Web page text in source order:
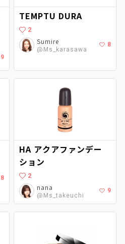
9
TEMPTU DURA
2
Sumire
@Ms_karasawa
8
8
HA アクアファンデー
ション
2
nana
@Ms_takeuchi
9